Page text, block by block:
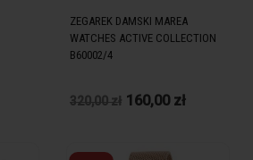
ZEGAREK DAMSKI MAREA
WATCHES ACTIVE COLLECTION
B60002/4
320,00 zł 160,00 zł